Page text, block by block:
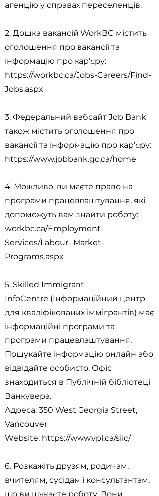
агенцію у справах переселенців.
2. Дошка вакансій WorkBC містить
оголошення про вакансії та
інформацію про кар’єру:
https://workbc.ca/Jobs-Careers/Find-
Jobs.aspx
3. Федеральний вебсайт Job Bank
також містить оголошення про
вакансії та інформацію про кар’єру:
https://www.jobbank.gc.ca/home
4. Можливо, ви маєте право на
програми працевлаштування, які
допоможуть вам знайти роботу:
workbc.ca/Employment-
Services/Labour- Market-
Programs.aspx
5. Skilled Immigrant
InfoCentre (Інформаційний центр
для кваліфікованих іммігрантів) має
інформаційні програми та
програми працевлаштування.
Пошукайте інформацію онлайн або
відвідайте особисто. Офіс
знаходиться в Публічній бібліотеці
Ванкувера.
Адреса: 350 West Georgia Street,
Vancouver
Website: https://www.vpl.ca/siic/
6. Розкажіть друзям, родичам,
вчителям, сусідам і консультантам,
що ви шукаєте роботу. Вони